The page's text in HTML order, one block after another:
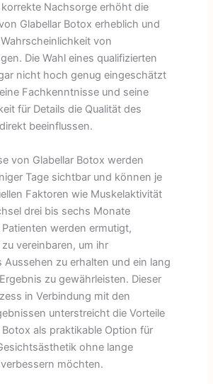
korrekte Nachsorge erhöht die
Glabellar Botox erheblich und
von
Die Wahl eines qualifizierten
nicht hoch genug eingeschätzt
Fachkenntnisse und seine
für Details die Qualität des
beeinflussen.
von Glabellar Botox werden
Tage sichtbar und können je
Faktoren wie Muskelaktivität
drei bis sechs Monate
werden ermutigt,
vereinbaren, um ihr
zu erhalten und ein lang
zu gewährleisten. Dieser
in Verbindung mit den
unterstreicht die Vorteile
als praktikable Option für
ohne lange
möchten.